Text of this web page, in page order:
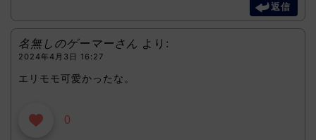
返信
名無しのゲーマーさん より:
2024年4月3日 16:27
エリモモ可愛かったな。
0